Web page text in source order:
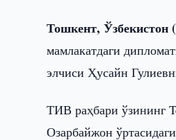
Тошкент,
мамлакатдаги
элчиси Ҳусайн
ТИВ раҳбари ўзининг
Озарбайжон